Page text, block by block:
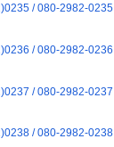
/ 080-2982-0235
/ 080-2982-0236
/ 080-2982-0237
/ 080-2982-0238